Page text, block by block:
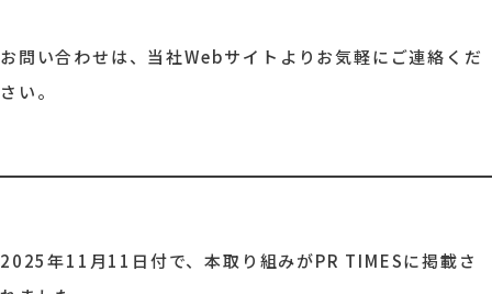
お問い合わせは、当社Webサイトよりお気軽にご連絡くだ
さい。
2025年11月11日付で、本取り組みがPR TIMESに掲載さ